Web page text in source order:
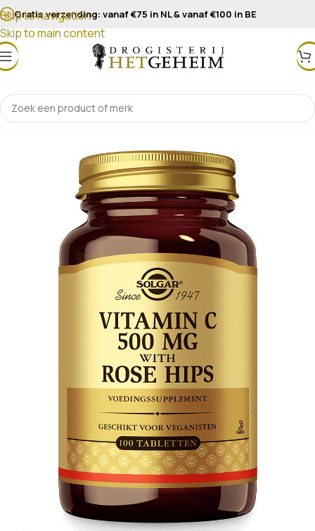
Skip to navigation
Skip to main content
Gratis verzending: vanaf €75 in NL & vanaf €100 in BE